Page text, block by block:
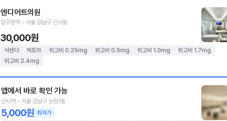
엔디어트의원
압구정역 • 서울 강남구 신사동
30,000원
삭센다 빅토자 위고비 0.25mg 위고비 0.5mg 위고비 1.0mg
위고비 1.7mg
위고비 2.4mg
앱에서 바로 확인 가능
신사역 • 서울 강남구 논현1동
5,000원 최저가